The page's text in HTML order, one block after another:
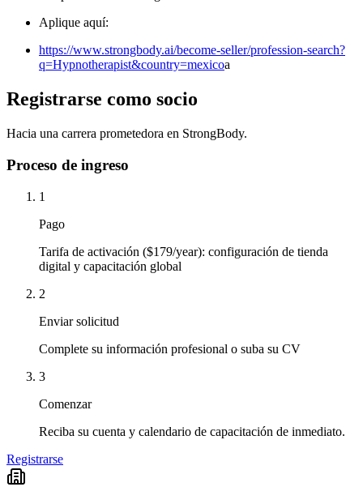
Aplique aquí:
https://www.strongbody.ai/become-seller/profession-search?
q=Hypnotherapist&country=mexicoa
Registrarse como socio
Hacia una carrera prometedora en StrongBody.
Proceso de ingreso
1
Pago
Tarifa de activación ($179/year): configuración de tienda
digital y capacitación global
2
Enviar solicitud
Complete su información profesional o suba su CV
3
Comenzar
Reciba su cuenta y calendario de capacitación de inmediato.
Registrarse